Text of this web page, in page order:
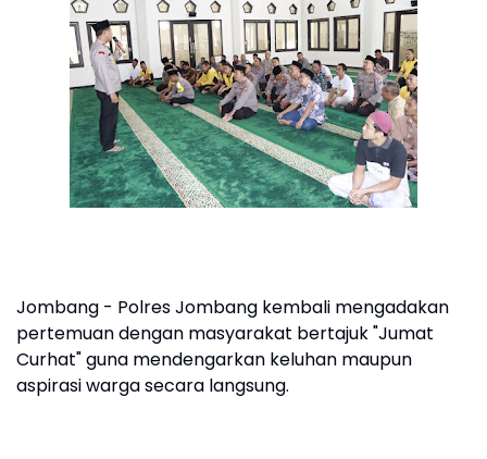
Jombang - Polres Jombang kembali mengadakan
pertemuan dengan masyarakat bertajuk "Jumat
Curhat" guna mendengarkan keluhan maupun
aspirasi warga secara langsung.